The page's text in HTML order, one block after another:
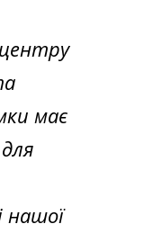
має
нашої